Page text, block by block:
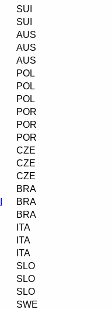
SUI
SUI
AUS
AUS
AUS
POL
POL
POL
POR
POR
POR
CZE
CZE
CZE
BRA
BRA
BRA
ITA
ITA
ITA
SLO
SLO
SLO
SWE